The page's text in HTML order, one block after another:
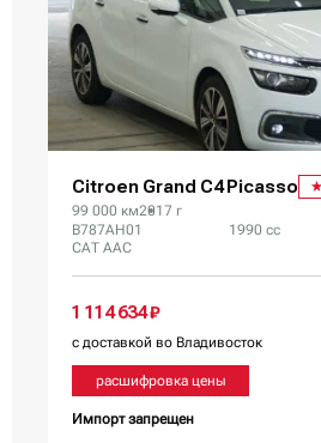
Citroen Grand C4 Picasso
99 000 км2017 г
B787AH01
CAT AAC
1990 сс
1 114 634 ₽
с доставкой во Владивосток
расшифровка цены
Импорт запрещен